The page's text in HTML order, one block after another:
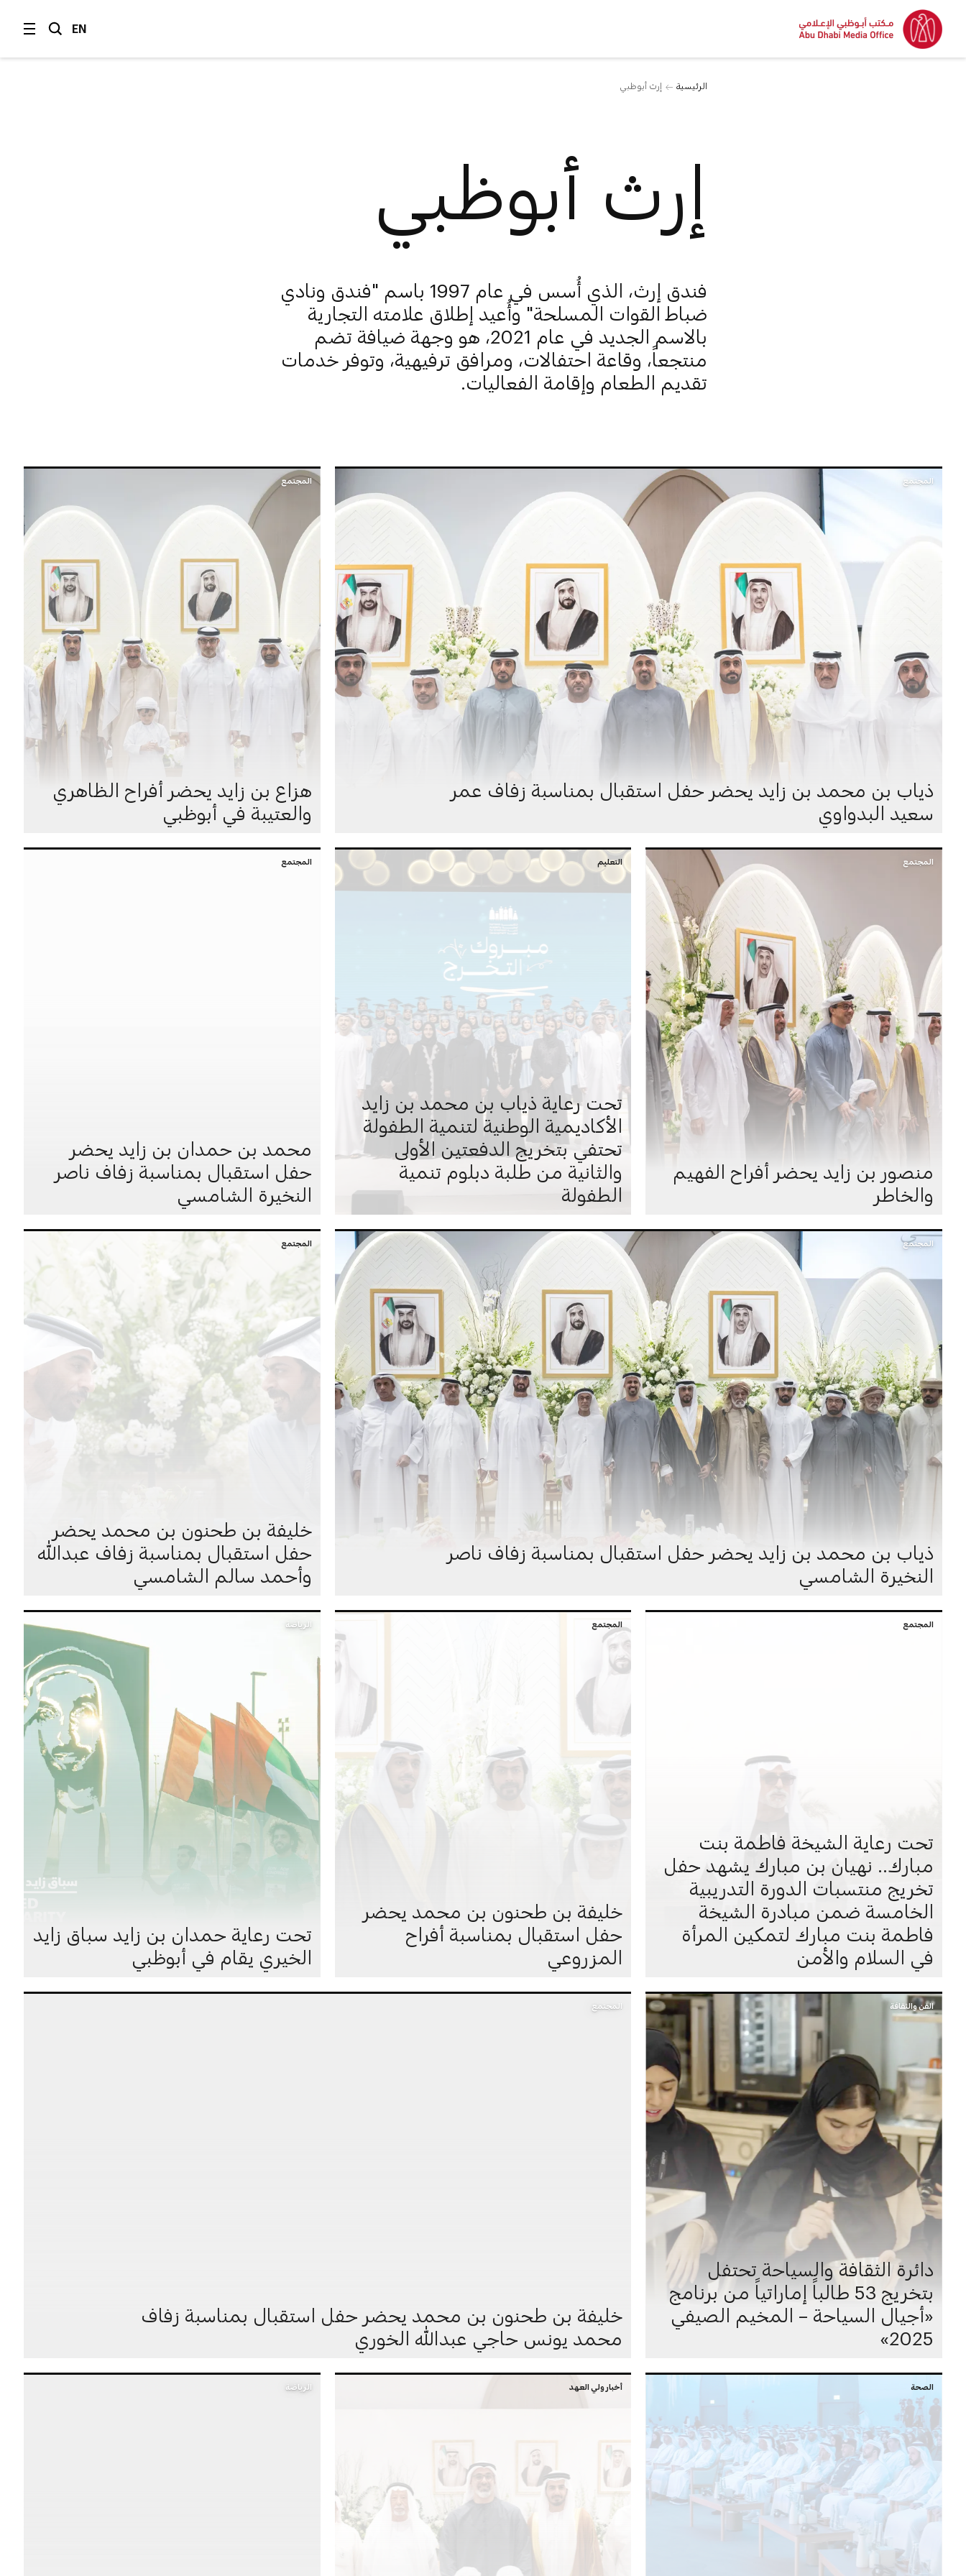
EN
الرئيسية إرث أبوظبي
إرث أبوظبي
فندق إرث، الذي أُسس في عام 1997 باسم "فندق ونادي
ضباط القوات المسلحة" وأُعيد إطلاق علامته التجارية
بالاسم الجديد في عام 2021، هو وجهة ضيافة تضم
منتجعاً، وقاعة احتفالات، ومرافق ترفيهية، وتوفر خدمات
تقديم الطعام وإقامة الفعاليات.
المجتمع
ذياب بن محمد بن زايد يحضر حفل استقبال بمناسبة زفاف عمر
سعيد البدواوي
المجتمع
هزاع بن زايد يحضر أفراح الظاهري
والعتيبة في أبوظبي
المجتمع
منصور بن زايد يحضر أفراح الفهيم
والخاطر
التعليم
تحت رعاية ذياب بن محمد بن زايد
الأكاديمية الوطنية لتنمية الطفولة
تحتفي بتخريج الدفعتين الأولى
والثانية من طلبة دبلوم تنمية
الطفولة
المجتمع
محمد بن حمدان بن زايد يحضر
حفل استقبال بمناسبة زفاف ناصر
النخيرة الشامسي
المجتمع
ذياب بن محمد بن زايد يحضر حفل استقبال بمناسبة زفاف ناصر
النخيرة الشامسي
المجتمع
خليفة بن طحنون بن محمد يحضر
حفل استقبال بمناسبة زفاف عبدالله
وأحمد سالم الشامسي
المجتمع
تحت رعاية الشيخة فاطمة بنت
مبارك.. نهيان بن مبارك يشهد حفل
تخريج منتسبات الدورة التدريبية
الخامسة ضمن مبادرة الشيخة
فاطمة بنت مبارك لتمكين المرأة
في السلام والأمن
المجتمع
خليفة بن طحنون بن محمد يحضر
حفل استقبال بمناسبة أفراح
المزروعي
الرياضة
تحت رعاية حمدان بن زايد سباق زايد
الخيري يقام في أبوظبي
الفن والثقافة
دائرة الثقافة والسياحة تحتفل
بتخريج 53 طالباً إماراتياً من برنامج
«أجيال السياحة – المخيم الصيفي
2025»
المجتمع
خليفة بن طحنون بن محمد يحضر حفل استقبال بمناسبة زفاف
محمد يونس حاجي عبدالله الخوري
الصحة أخبار ولي العهد الرياضة